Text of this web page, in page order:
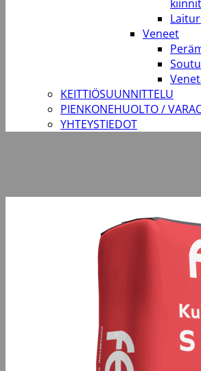
Veneet
KEITTIÖSUUNNITTELU
PIENKONEHUOLTO /
YHTEYSTIEDOT